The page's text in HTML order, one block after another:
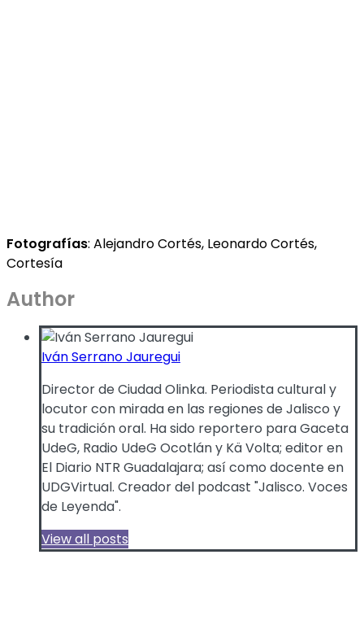
Fotografías: Alejandro Cortés, Leonardo Cortés,
Cortesía
Author
Iván Serrano Jauregui
Director de Ciudad Olinka. Periodista cultural y
locutor con mirada en las regiones de Jalisco y
su tradición oral. Ha sido reportero para Gaceta
UdeG, Radio UdeG Ocotlán y Kä Volta; editor en
El Diario NTR Guadalajara; así como docente en
UDGVirtual. Creador del podcast "Jalisco. Voces
de Leyenda".
View all posts